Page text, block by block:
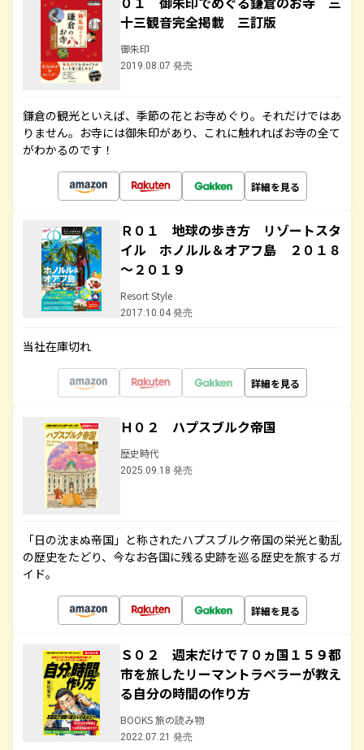
十三観音完全掲載 三訂版
御朱印
2019.08.07 発売
鎌倉の観光といえば、季節の花とお寺めぐり。それだけではあ
りません。お寺には御朱印があり、これに触れればお寺の全て
がわかるのです！
詳細を見る
Ｒ０１ 地球の歩き方 リゾートスタ
イル ホノルル＆オアフ島 ２０１８
～２０１９
Resort Style
2017.10.04 発売
当社在庫切れ
詳細を見る
Ｈ０２ ハプスブルク帝国
歴史時代
2025.09.18 発売
「日の沈まぬ帝国」と称されたハプスブルク帝国の栄光と動乱
の歴史をたどり、今なお各国に残る史跡を巡る歴史を旅するガ
イド。
詳細を見る
Ｓ０２ 週末だけで７０ヵ国１５９都
市を旅したリーマントラベラーが教え
る自分の時間の作り方
BOOKS 旅の読み物
2022.07.21 発売